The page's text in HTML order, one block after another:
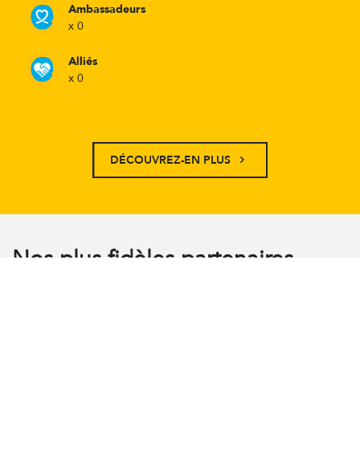
Ambassadeurs
x 0
Alliés
x 0
DÉCOUVREZ-EN PLUS
Nos plus fidèles partenaires